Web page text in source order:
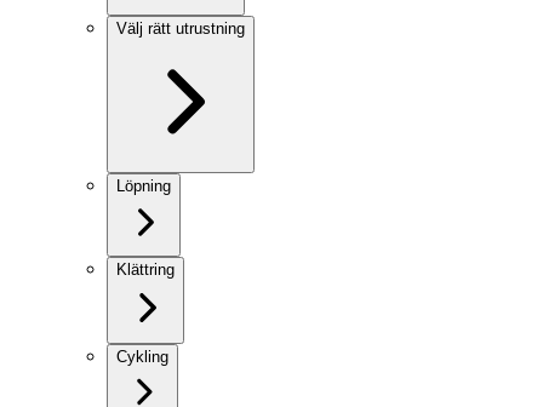
Välj rätt utrustning
Löpning
Klättring
Cykling